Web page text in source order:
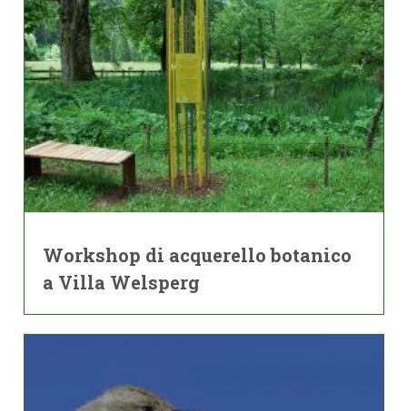
Workshop di acquerello botanico
a Villa Welsperg